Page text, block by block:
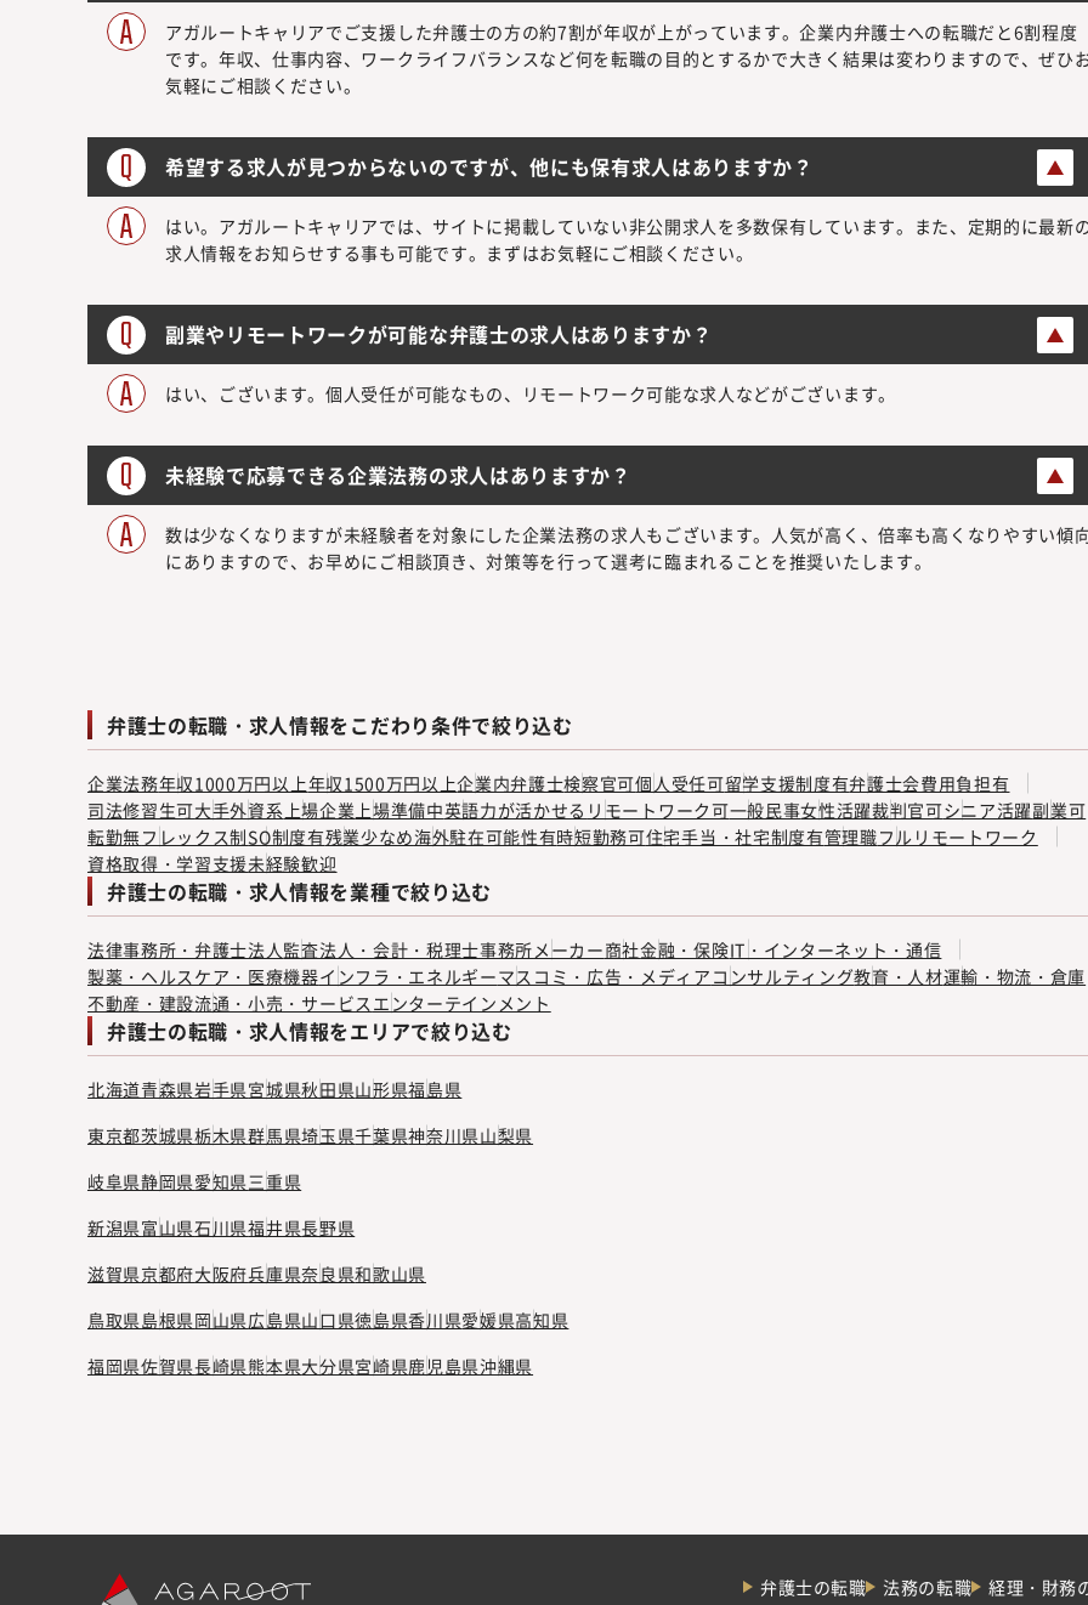
アガルートキャリアでご支援した弁護士の方の約7割が年収が上がっています。企業内弁護士への転職だと6割程度
です。年収、仕事内容、ワークライフバランスなど何を転職の目的とするかで大きく結果は変わりますので、ぜひ
気軽にご相談ください。
希望する求人が見つからないのですが、他にも保有求人はありますか？
はい。アガルートキャリアでは、サイトに掲載していない非公開求人を多数保有しています。また、定期的に最新
求人情報をお知らせする事も可能です。まずはお気軽にご相談ください。
副業やリモートワークが可能な弁護士の求人はありますか？
はい、ございます。個人受任が可能なもの、リモートワーク可能な求人などがございます。
未経験で応募できる企業法務の求人はありますか？
数は少なくなりますが未経験者を対象にした企業法務の求人もございます。人気が高く、倍率も高くなりやすい傾
にありますので、お早めにご相談頂き、対策等を行って選考に臨まれることを推奨いたします。
弁護士の転職・求人情報をこだわり条件で絞り込む
企業法務年収1000万円以上年収1500万円以上企業内弁護士検察官可個人受任可留学支援制度有弁護士会費用負担有
司法修習生可大手外資系 上場企業 上場準備中英語力が活かせる リモートワーク可一般民事女性活躍裁判官可シニア活躍副業可
転勤無フレックス制SO制度有残業少なめ海外駐在可能性有時短勤務可住宅手当・社宅制度有管理職フルリモートワーク
資格取得・学習支援未経験歓迎
弁護士の転職・求人情報を業種で絞り込む
法律事務所・弁護士法人監査法人・会計・税理士事務所メーカー商社金融・保険IT・インターネット・通信
製薬・ヘルスケア・医療機器インフラ・エネルギーマスコミ・広告・メディア コンサルティング教育・人材運輸・物流・倉庫
不動産・建設流通・小売・サービス エンターテインメント
弁護士の転職・求人情報をエリアで絞り込む
北海道青森県岩手県宮城県秋田県山形県福島県
東京都茨城県栃木県群馬県埼玉県千葉県神奈川県山梨県
岐阜県静岡県愛知県三重県
新潟県富山県石川県福井県長野県
滋賀県京都府大阪府兵庫県奈良県和歌山県
鳥取県島根県岡山県広島県山口県徳島県香川県愛媛県高知県
福岡県佐賀県長崎県熊本県大分県宮崎県鹿児島県沖縄県
弁護士の転職 法務の転職
経理・財務